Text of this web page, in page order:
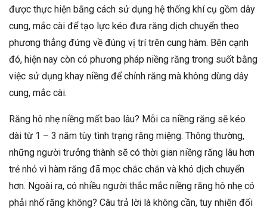
được thực hiện bằng cách sử dụng hệ thống khí cụ gồm dây
cung, mắc cài để tạo lực kéo đưa răng dịch chuyển theo
phương thẳng đứng về đúng vị trí trên cung hàm. Bên cạnh
đó, hiện nay còn có phương pháp niềng răng trong suốt bằng
việc sử dụng khay niềng để chỉnh răng mà không dùng dây
cung, mắc cài.
Răng hô nhẹ niềng mất bao lâu? Mỗi ca niềng răng sẽ kéo
dài từ 1 – 3 năm tùy tình trạng răng miệng. Thông thường,
những người trưởng thành sẽ có thời gian niềng răng lâu hơn
trẻ nhỏ vì hàm răng đã mọc chắc chắn và khó dịch chuyển
hơn. Ngoài ra, có nhiều người thắc mắc niềng răng hô nhẹ có
phải nhổ răng không? Câu trả lời là không cần, tuy nhiên đối